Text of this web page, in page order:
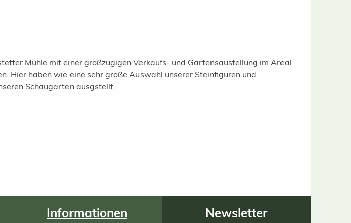
Mühle mit einer großzügigen Verkaufs- und Gartensaustellung im Areal
Hier haben wie eine sehr große Auswahl unserer Steinfiguren und
Schaugarten ausgstellt.
Informationen Newsletter